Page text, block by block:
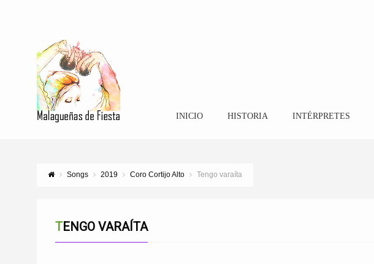
INICIO HISTORIA INTÉRPRETES
Songs 2019 Coro Cortijo Alto Tengo varaíta
TENGO VARAÍTA